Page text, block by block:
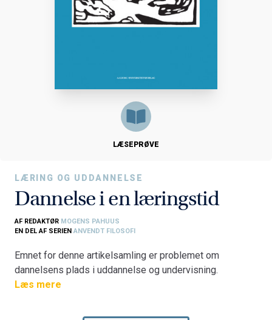
LÆSEPRØVE
LÆRING OG UDDANNELSE
Dannelse i en læringstid
AF REDAKTØR MOGENS PAHUUS
EN DEL AF SERIEN ANVENDT FILOSOFI
Emnet for denne artikelsamling er problemet om
dannelsens plads i uddannelse og undervisning.
Spørgsmålet er, om det er nødvendigt med mere eller
som den ønskværdige udvikling af personligheden hos
Læs mere